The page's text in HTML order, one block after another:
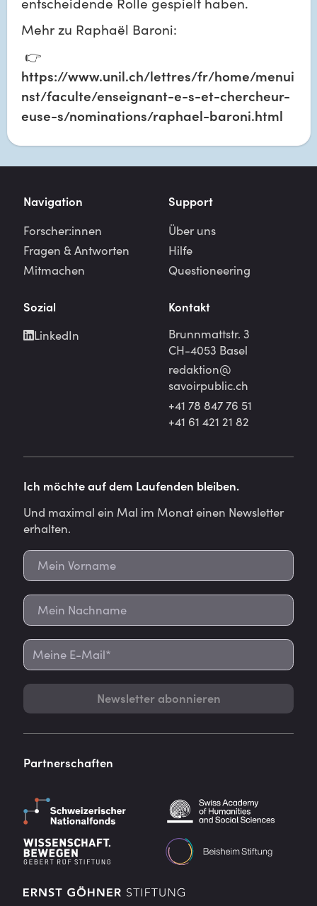
Mehr zu Raphaël Baroni:
👉
https://www.unil.ch/lettres/fr/home/menui
nst/faculte/enseignant-e-s-et-chercheur-
euse-s/nominations/raphael-baroni.html
Navigation
Forscher:innen
Fragen & Antworten
Mitmachen
Support
Über uns
Hilfe
Questioneering
Sozial
LinkedIn
Kontakt
Brunnmattstr. 3
CH-4053 Basel
redaktion@
savoirpublic.ch
+41 78 847 76 51
+41 61 421 21 82
Ich möchte auf dem Laufenden bleiben.
Und maximal ein Mal im Monat einen Newsletter
erhalten.
Newsletter abonnieren
Partnerschaften